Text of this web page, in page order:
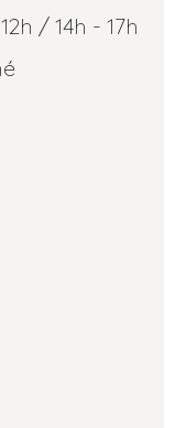
/ 14h - 17h